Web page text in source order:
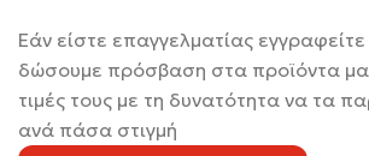
Εάν είστε επαγγελματίας
δώσουμε πρόσβαση στα προϊόντα
τιμές τους με τη δυνατότητα να τα
ανά πάσα στιγμή